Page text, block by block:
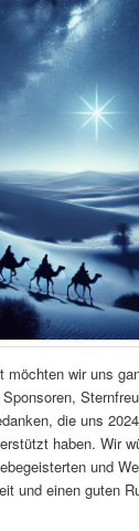
möchten wir uns
die uns
haben. Wir
und
und einen guten